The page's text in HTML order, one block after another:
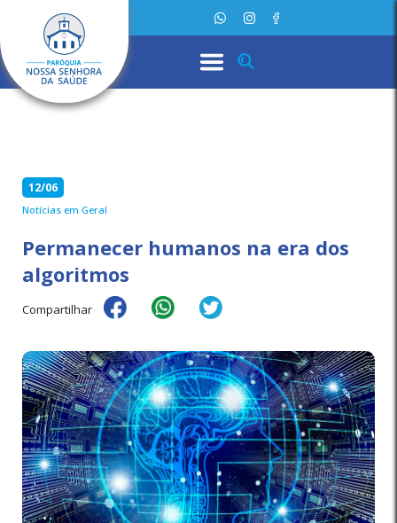
12/06
Notícias em Geral
Permanecer humanos na era dos
algoritmos
Compartilhar